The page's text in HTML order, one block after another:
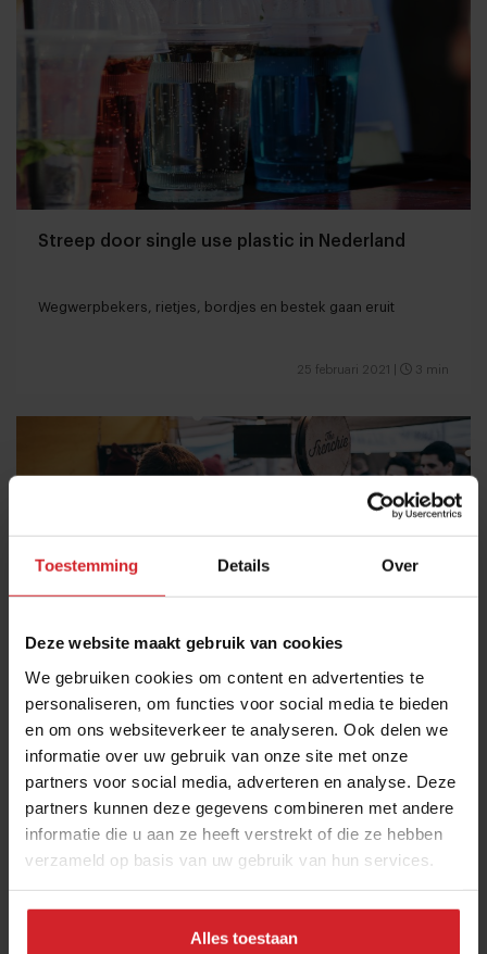
Toestemming Details Over
Deze website maakt gebruik van cookies
We gebruiken cookies om content en advertenties te
personaliseren, om functies voor social media te bieden
en om ons websiteverkeer te analyseren. Ook delen we
informatie over uw gebruik van onze site met onze
partners voor social media, adverteren en analyse. Deze
partners kunnen deze gegevens combineren met andere
informatie die u aan ze heeft verstrekt of die ze hebben
verzameld op basis van uw gebruik van hun services.
Alles toestaan
Streep door single use plastic in Nederland
Wegwerpbekers, rietjes, bordjes en bestek gaan eruit
25 februari 2021 3 min
Snelle opkomst van vegan foodhallen in
Amerika
Overwaaien van trend naar ons land lijkt kwestie van tijd
24 februari 2021 | 3 min